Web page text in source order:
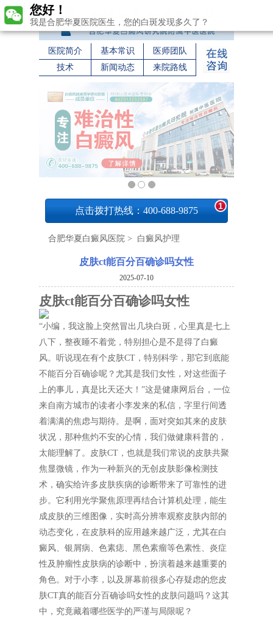
医院简介 基本常识
医师团队
技术
新闻动态 来院路线
点击拨打热线：400-688-9875 1
合肥华夏白癜风医院 > 白癜风护理
皮肤ct能百分百确诊吗女性
2025-07-10
皮肤ct能百分百确诊吗女性
“小编，我这脸上突然冒出几块白斑，心里真是七上
八下，整夜睡不着觉，特别担心是不是得了白癜
风。听说现在有个皮肤CT，特别科学，那它到底能
不能百分百确诊呢？尤其是我们女性，对这些面子
上的事儿，真是比天还大！”这是健康网后台，一位
来自南方城市的读者小李发来的私信，字里行间透
着满满的焦虑与期待。是啊，面对突如其来的皮肤
状况，那种焦灼不安的心情，我们做健康科普的，
太能理解了。皮肤CT，也就是我们常说的皮肤共聚
焦显微镜，作为一种新兴的无创皮肤影像检测技
术，确实给许多皮肤疾病的诊断带来了可靠性的进
步。它利用光学聚焦原理再结合计算机处理，能生
成皮肤的三维图像，实时高分辨率观察皮肤内部的
动态变化，在皮肤科的应用越来越广泛，尤其在白
癜风、银屑病、色素痣、黑色素瘤等色素性、炎症
性及肿瘤性皮肤病的诊断中，扮演着越来越重要的
角色。对于小李，以及屏幕前很多心存疑虑的您皮
肤CT真的能百分百确诊吗女性的皮肤问题吗？这其
中，究竟藏着哪些医学的严谨与局限呢？
您好！
我是合肥华夏医院医生，您的白斑发现多久了？